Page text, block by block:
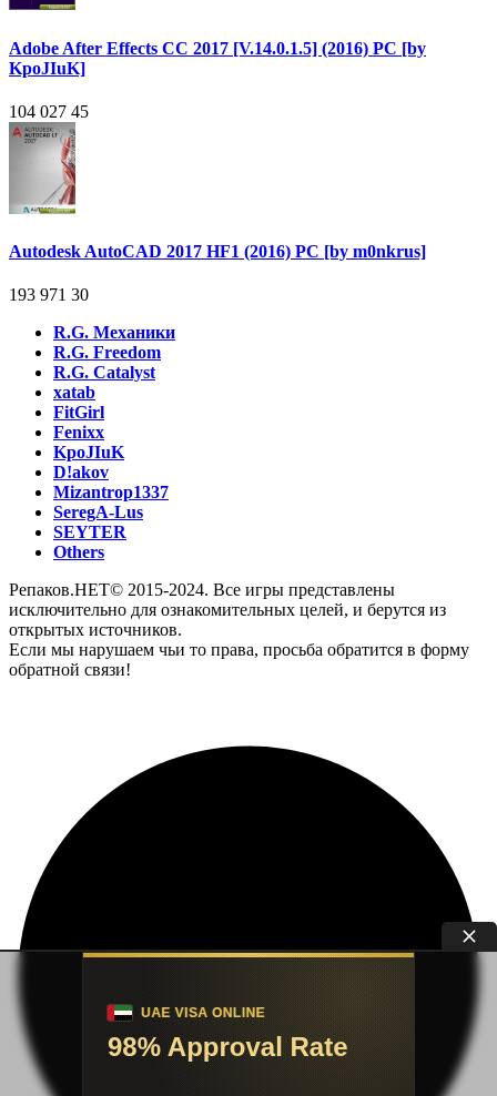
Adobe After Effects CC 2017 [V.14.0.1.5] (2016) PC [by
KpoJIuK]
104 027 45
Autodesk AutoCAD 2017 HF1 (2016) PC [by m0nkrus]
193 971 30
R.G. Механики
R.G. Freedom
R.G. Catalyst
xatab
FitGirl
Fenixx
KpoJIuK
D!akov
Mizantrop1337
SeregA-Lus
SEYTER
Others
Репаков.НЕТ© 2015-2024. Все игры представлены
исключительно для ознакомительных целей, и берутся из
открытых источников.
Если мы нарушаем чьи то права, просьба обратится в форму
обратной связи!